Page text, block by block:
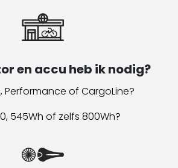
en accu heb ik nodig?
Performance of CargoLine?
545Wh of zelfs 800Wh?